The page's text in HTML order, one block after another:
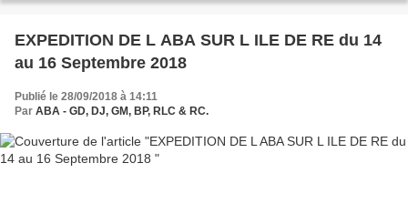
EXPEDITION DE L ABA SUR L ILE DE RE du 14
au 16 Septembre 2018
Publié le 28/09/2018 à 14:11
Par ABA - GD, DJ, GM, BP, RLC & RC.